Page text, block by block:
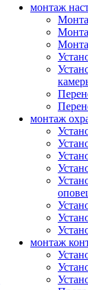
монтаж
монтаж
монтаж